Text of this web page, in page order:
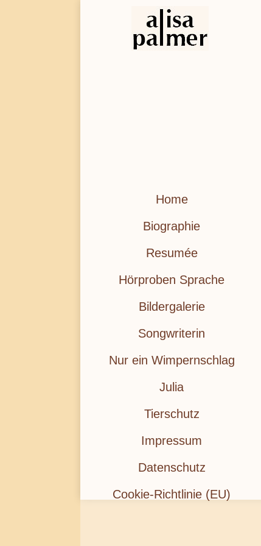
Home
Biographie
Resumée
Hörproben Sprache
Bildergalerie
Songwriterin
Nur ein Wimpernschlag
Julia
Tierschutz
Impressum
Datenschutz
Cookie-Richtlinie (EU)